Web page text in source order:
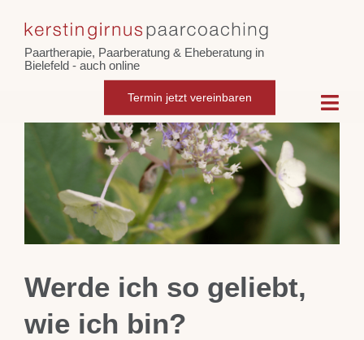
content
Paartherapie, Paarberatung & Eheberatung in
Bielefeld - auch online
Termin jetzt vereinbaren
Paarcoaching
Intensiv-Paarberatung
Zeige
grösseres
Bild
Werde ich so geliebt,
wie ich bin?